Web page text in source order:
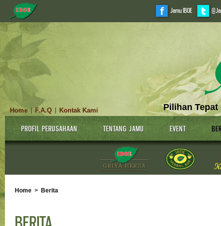
Jamu IBOE
Pilihan Tepat
Home |F.A.Q Kontak Kami
PROFIL PERUSAHAAN TENTANG JAMU EVENT
Home > Berita